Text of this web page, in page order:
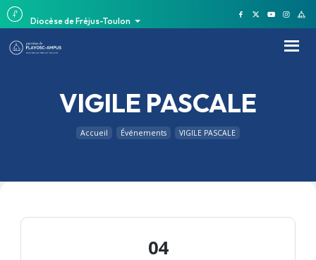
Diocèse de Fréjus-Toulon
VIGILE PASCALE
Accueil Événements VIGILE PASCALE
04